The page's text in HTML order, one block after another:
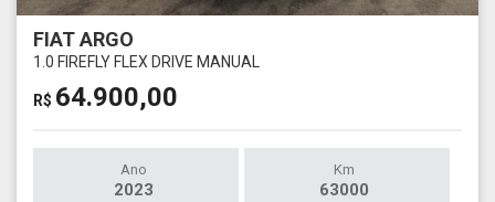
FIAT ARGO
1.0 FIREFLY FLEX DRIVE MANUAL
R$ 64.900,00
Ano
2023
Km
63000